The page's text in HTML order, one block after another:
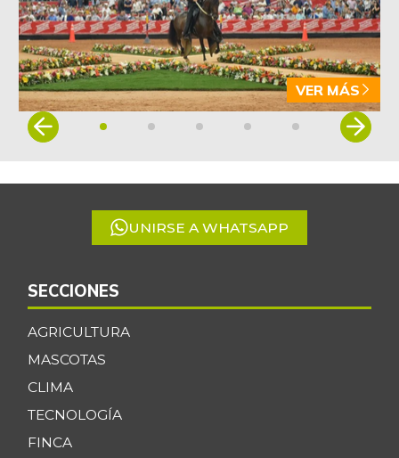
VER MÁS
Item
5
UNIRSE A WHATSAPP
SECCIONES
AGRICULTURA
MASCOTAS
CLIMA
TECNOLOGÍA
FINCA